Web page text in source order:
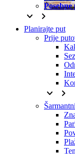
Posebne
keyboard_arrow_down keyboard_arrow_right
Planirajte put
Prije
keyboard_arrow_down keyboard_arrow_right